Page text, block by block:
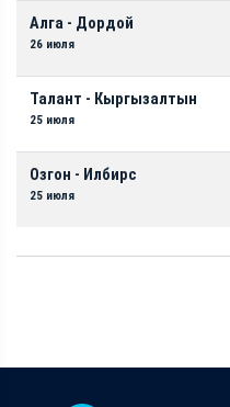
Алга - Дордой
26 июля
Талант - Кыргызалтын
25 июля
Озгон - Илбирс
25 июля